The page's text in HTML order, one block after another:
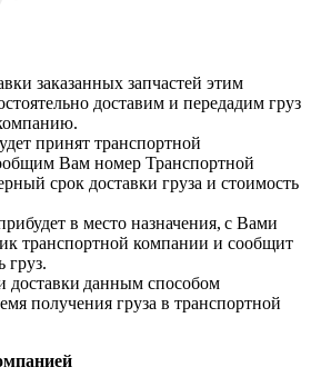
заказанных запчастей этим
доставим и передадим груз
принят транспортной
Вам номер Транспортной
срок доставки груза и стоимость
в место назначения, с Вами
транспортной компании и сообщит
груз.
доставки данным способом
получения груза в транспортной